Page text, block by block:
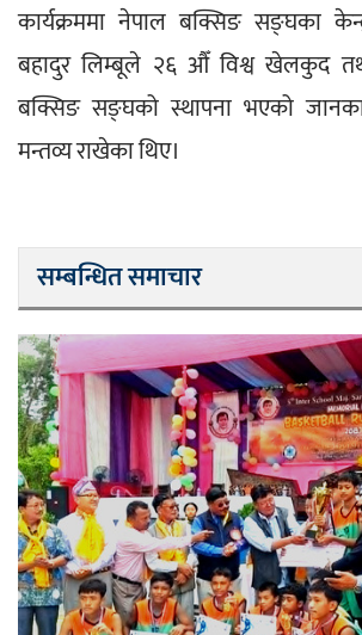
कार्यक्रममा नेपाल बक्सिङ सङ्घका
बहादुर लिम्बूले २६ औँ विश्व खेलकुद
बक्सिङ सङ्घको स्थापना भएको
मन्तव्य राखेका थिए।
सम्बन्धित समाचार